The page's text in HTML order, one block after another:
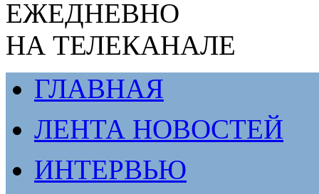
ЕЖЕДНЕВНО
НА ТЕЛЕКАНАЛЕ
ГЛАВНАЯ
ЛЕНТА НОВОСТЕЙ
ИНТЕРВЬЮ